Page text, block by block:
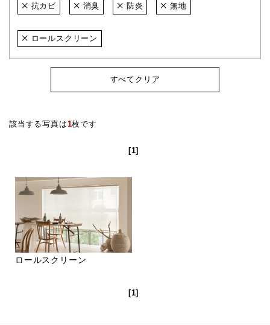
抗カビ 消臭 防炎 無地
ロールスクリーン
すべてクリア
該当する写真は1枚です
[1]
ロールスクリーン
[1]